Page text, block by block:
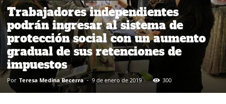
Trabajadores independientes
podrán ingresar al sistema de
protección social con un aumento
gradual de sus retenciones de
impuestos
Por Teresa Medina Becerra - 9 de enero de 2019 300